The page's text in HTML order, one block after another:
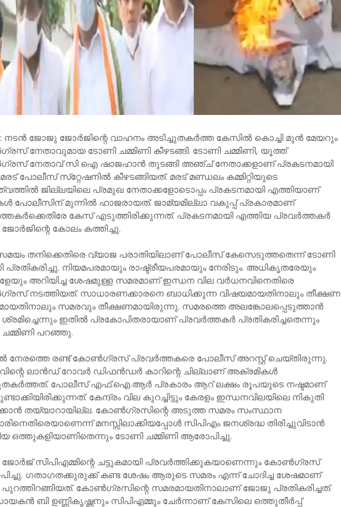
നടന്‍ ജോജു ജോര്‍ജിന്റെ വാഹനം അടിച്ചുതകര്‍ത്ത കേസില്‍ കൊച്ചി മുന്‍ മേയറും
നേതാവുമായ ടോണി ചമ്മിണി കീഴടങ്ങി. ടോണി ചമ്മിണി, യൂത്ത്
നേതാവ് സി ഐ ഷാജഹാന്‍ തുടങ്ങി അഞ്ച് നേതാക്കളാണ് പ്രകടനമായി
പോലീസ് സ്‌റ്റേഷനില്‍ കീഴടങ്ങിയത്. മരട് മണ്ഡലം കമ്മിറ്റിയുടെ
ജില്ലയിലെ പ്രമുഖ നേതാക്കളോടൊപ്പം പ്രകടനമായി എത്തിയാണ്
പോലീസിന് മുന്നില്‍ ഹാജരായത്. ജാമ്യമില്ലാ വകുപ്പ് പ്രകാരമാണ്
കേസ് എടുത്തിരിക്കുന്നത്. പ്രകടനമായി എത്തിയ പ്രവര്‍ത്തകര്‍
കോലം കത്തിച്ചു.
തനിക്കെതിരെ വ്യാജ പരാതിയിലാണ് പോലീസ് കേസെടുത്തതെന്ന് ടോണി
പ്രതികരിച്ചു. നിയമപരമായും രാഷ്ട്രീയപരമായും നേരിടും. അധികൃതരേയും
അറിയിച്ച ശേഷമുള്ള സമരമാണ് ഇന്ധന വില വര്‍ധനവിനെതിരെ
നടത്തിയത്. സാധാരണക്കാരനെ ബാധിക്കുന്ന വിഷയമായതിനാലും തീക്ഷണ
സമരവും തീക്ഷണമായിരുന്നു. സമരത്തെ അലങ്കോലപ്പെടുത്താന്‍
ഇതില്‍ പ്രകോപിതരായാണ് പ്രവര്‍ത്തകര്‍ പ്രതികരിച്ചതെന്നും
പറഞ്ഞു.
നേരത്തെ രണ്ട് കോണ്‍ഗ്രസ് പ്രവര്‍ത്തകരെ പോലീസ് അറസ്റ്റ് ചെയ്തിരുന്നു.
ലാന്‍ഡ് റോവര്‍ ഡിഫന്‍ഡര്‍ കാറിന്റെ ചില്ലാണ് അക്രമികള്‍
പോലീസ് എഫ്.ഐ.ആര്‍ പ്രകാരം ആറ് ലക്ഷം രൂപയുടെ നഷ്ടമാണ്
കേന്ദ്രം വില കുറച്ചിട്ടും കേരളം ഇന്ധനവിലയിലെ നികുതി
തയ്യാറായില്ല. കോണ്‍ഗ്രസിന്റെ അടുത്ത സമരം സംസ്ഥാന
മനസ്സിലാക്കിയപ്പോള്‍ സിപിഎം ജനശ്രദ്ധ തിരിച്ചുവിടാന്‍
ഒത്തുകളിയാണിതെന്നും ടോണി ചമ്മിണി ആരോപിച്ചു.
സിപിഎമ്മിന്റെ ചട്ടുകമായി പ്രവര്‍ത്തിക്കുകയാണെന്നും കോണ്‍ഗ്രസ്
ഗതാഗതക്കുരുക്ക് കണ്ട ശേഷം ആരുടെ സമരം എന്ന് ചോദിച്ച ശേഷമാണ്
കോണ്‍ഗ്രസിന്റെ സമരമായതിനാലാണ് ജോജു പ്രതികരിച്ചത്.
ബി ഉണ്ണികൃഷ്ണനും സിപിഎമ്മും ചേര്‍ന്നാണ് കേസിലെ ഒത്തുതീര്‍പ്പ്